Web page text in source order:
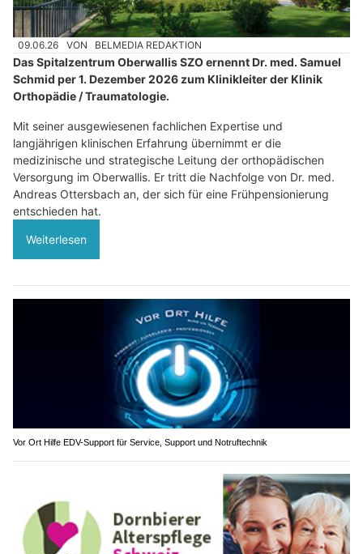
09.06.26 VON BELMEDIA REDAKTION
Das Spitalzentrum Oberwallis SZO ernennt Dr. med. Samuel
Schmid per 1. Dezember 2026 zum Klinikleiter der Klinik
Orthopädie / Traumatologie.
Mit seiner ausgewiesenen fachlichen Expertise und
langjährigen klinischen Erfahrung übernimmt er die
medizinische und strategische Leitung der orthopädischen
Versorgung im Oberwallis. Er tritt die Nachfolge von Dr. med.
Andreas Ottersbach an, der sich für eine Frühpensionierung
entschieden hat.
Weiterlesen
Vor Ort Hilfe EDV-Support für Service, Support und Notruftechnik